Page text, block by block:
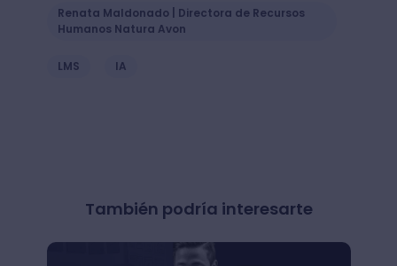
Renata Maldonado | Directora de Recursos
Humanos Natura Avon
LMS IA
También podría interesarte